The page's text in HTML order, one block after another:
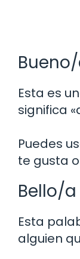
Esta es
significa
Puedes
te gusta
Bello/a
Esta
alguien